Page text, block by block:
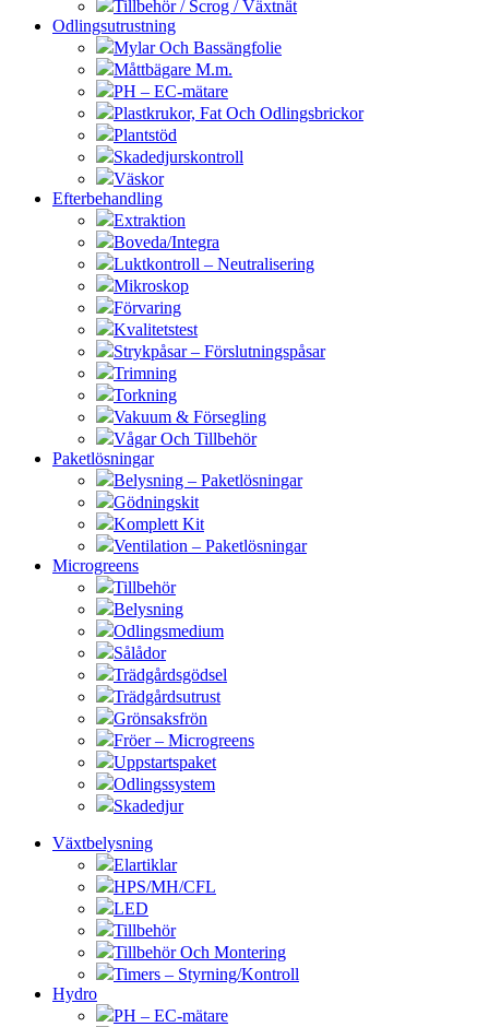
Tillbehör / Scrog / Växtnät
Odlingsutrustning
Mylar Och Bassängfolie
Måttbägare M.m.
PH – EC-mätare
Plastkrukor, Fat Och Odlingsbrickor
Plantstöd
Skadedjurskontroll
Väskor
Efterbehandling
Extraktion
Boveda/Integra
Luktkontroll – Neutralisering
Mikroskop
Förvaring
Kvalitetstest
Strykpåsar – Förslutningspåsar
Trimning
Torkning
Vakuum & Försegling
Vågar Och Tillbehör
Paketlösningar
Belysning – Paketlösningar
Gödningskit
Komplett Kit
Ventilation – Paketlösningar
Microgreens
Tillbehör
Belysning
Odlingsmedium
Sålådor
Trädgårdsgödsel
Trädgårdsutrust
Grönsaksfrön
Fröer – Microgreens
Uppstartspaket
Odlingssystem
Skadedjur
Växtbelysning
Elartiklar
HPS/MH/CFL
LED
Tillbehör
Tillbehör Och Montering
Timers – Styrning/Kontroll
Hydro
PH – EC-mätare